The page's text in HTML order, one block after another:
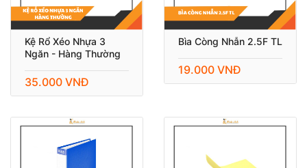
Kệ Rổ Xéo Nhựa 3
Ngăn - Hàng Thường
35.000 VNĐ
Bìa Còng Nhẫn 2.5F TL
19.000 VNĐ